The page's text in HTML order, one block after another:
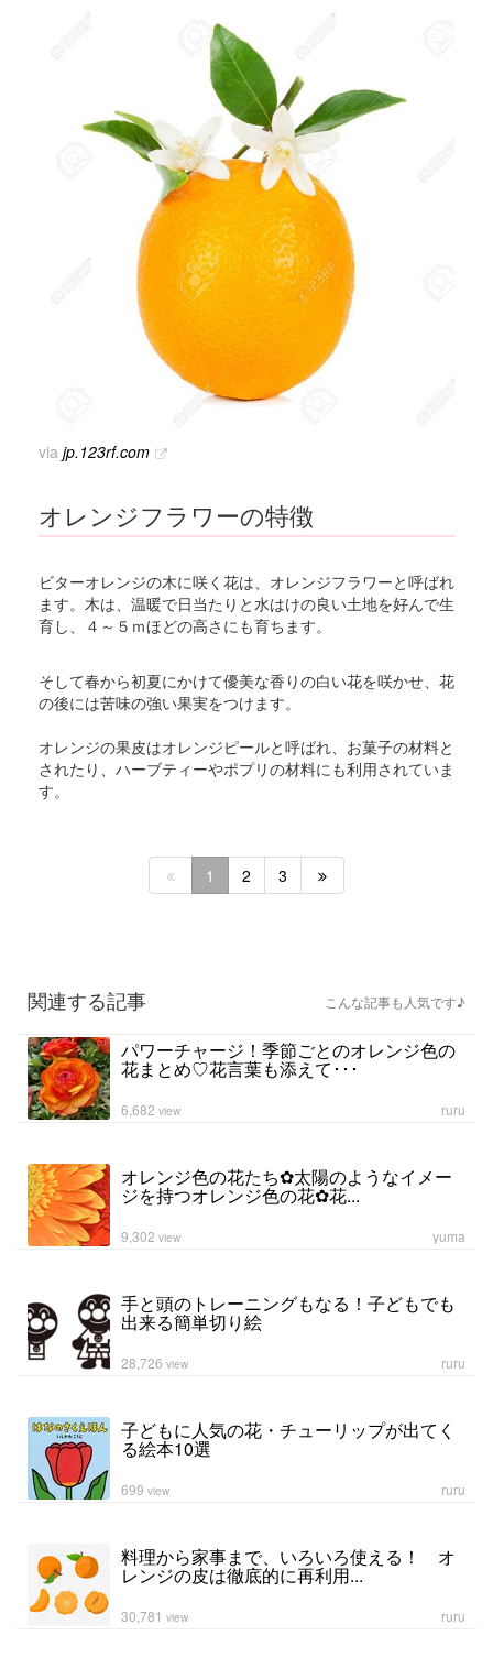
via jp.123rf.com
オレンジフラワーの特徴
ビターオレンジの木に咲く花は、オレンジフラワーと呼ばれ
ます。木は、温暖で日当たりと水はけの良い土地を好んで生
育し、４～５ｍほどの高さにも育ちます。
そして春から初夏にかけて優美な香りの白い花を咲かせ、花
の後には苦味の強い果実をつけます。
オレンジの果皮はオレンジピールと呼ばれ、お菓子の材料と
されたり、ハーブティーやポプリの材料にも利用されていま
す。
1 2 3
関連する記事 こんな記事も人気です♪
パワーチャージ！季節ごとのオレンジ色の
花まとめ♡花言葉も添えて･･･
ruru
6,682 view
オレンジ色の花たち✿太陽のようなイメー
ジを持つオレンジ色の花✿花...
yuma
9,302 view
手と頭のトレーニングもなる！子どもでも
出来る簡単切り絵
ruru
28,726 view
子どもに人気の花・チューリップが出てく
る絵本10選
ruru
699 view
料理から家事まで、いろいろ使える！ オ
レンジの皮は徹底的に再利用...
ruru
30,781 view